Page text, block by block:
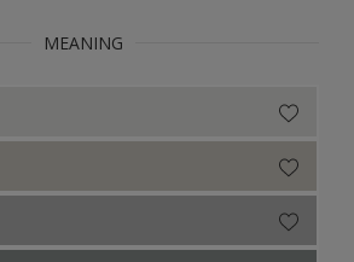
MEANING